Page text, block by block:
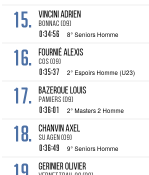
15. VINCINI Adrien
BONNAC (09)
0:34:56 8° Seniors Homme
16. FOURNIÉ Alexis
COS (09)
0:35:37 2° Espoirs Homme (U23)
17. BAZERQUE Louis
PAMIERS (09)
0:36:01 2° Masters 2 Homme
18. CHANVIN Axel
SU AGEN (09)
0:36:49 9° Seniors Homme
GERINIER Olivier